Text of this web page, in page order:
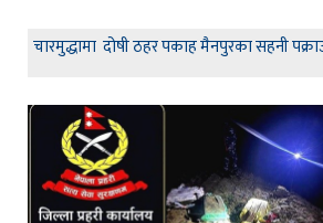
चारमुद्धामा दोषी ठहर पकाह मैनपुरका सहनी